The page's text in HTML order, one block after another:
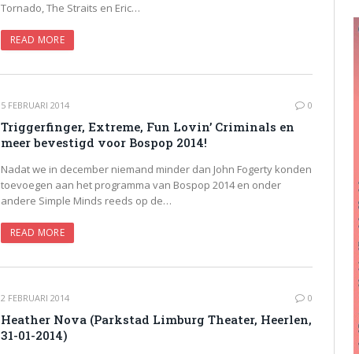
Tornado, The Straits en Eric…
READ MORE
5 FEBRUARI 2014 0
Triggerfinger, Extreme, Fun Lovin’ Criminals en
meer bevestigd voor Bospop 2014!
Nadat we in december niemand minder dan John Fogerty konden
toevoegen aan het programma van Bospop 2014 en onder
andere Simple Minds reeds op de…
READ MORE
2 FEBRUARI 2014 0
Heather Nova (Parkstad Limburg Theater, Heerlen,
31-01-2014)